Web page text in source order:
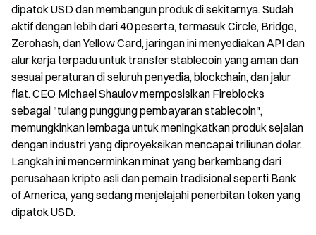
dipatok USD dan membangun produk di sekitarnya. Sudah
aktif dengan lebih dari 40 peserta, termasuk Circle, Bridge,
Zerohash, dan Yellow Card, jaringan ini menyediakan API dan
alur kerja terpadu untuk transfer stablecoin yang aman dan
sesuai peraturan di seluruh penyedia, blockchain, dan jalur
fiat. CEO Michael Shaulov memposisikan Fireblocks
sebagai "tulang punggung pembayaran stablecoin",
memungkinkan lembaga untuk meningkatkan produk sejalan
dengan industri yang diproyeksikan mencapai triliunan dolar.
Langkah ini mencerminkan minat yang berkembang dari
perusahaan kripto asli dan pemain tradisional seperti Bank
of America, yang sedang menjelajahi penerbitan token yang
dipatok USD.